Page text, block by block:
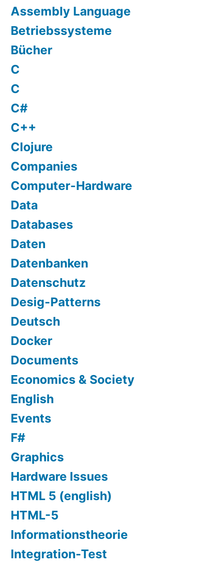
Assembly Language
Betriebssysteme
Bücher
C
C
C#
C++
Clojure
Companies
Computer-Hardware
Data
Databases
Daten
Datenbanken
Datenschutz
Desig-Patterns
Deutsch
Docker
Documents
Economics & Society
English
Events
F#
Graphics
Hardware Issues
HTML 5 (english)
HTML-5
Informationstheorie
Integration-Test